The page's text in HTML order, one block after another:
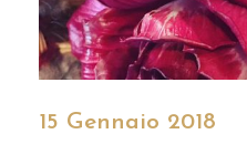
15 Gennaio 2018